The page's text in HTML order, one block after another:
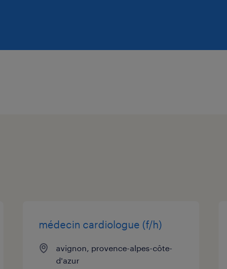
médecin cardiologue (f/h)
avignon, provence-alpes-côte-
d'azur